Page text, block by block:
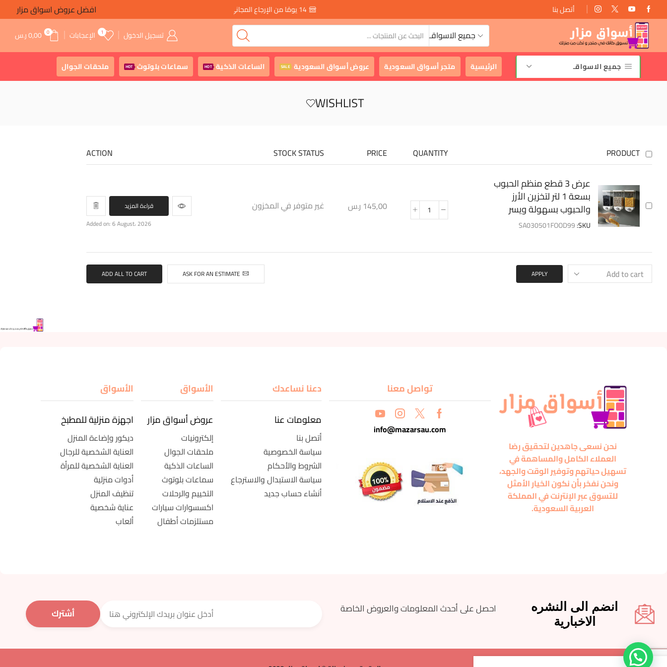
أتصل بنا
افضل عروض اسواق مزار
جميع الاسواقـ
تسجيل الدخول 1 الإعجابات 0
0,00ر.س
جميع الاسواقـ الرئيسية متجر أسواق السعودية عروض أسواق السعودية SALE الساعات الذكية HOT سماعات بلوتوث HOT ملحقات الجوال
WISHLIST
PRODUCT
QUANTITY
PRICE
STOCK STATUS
ACTION
عرض 3 قطع منظم الحبوب
بسعة 1 لتر لتخزين الأرز
والحبوب بسهولة ويسر
SKU:
SA030501FOOD99
145,00 ر.س غير متوفر في المخزون
قراءة المزيد
Added on: 6 August، 2026
APPLY
ASK FOR AN ESTIMATE
ADD ALL TO CART
نحن نسعى جاهدين لتحقيق رضا
العملاء الكامل والمساهمة في
تسهيل حياتهم وتوفير الوقت والجهد،
ونحن نفخر بأن نكون الخيار الأمثل
للتسوق عبر الإنترنت في المملكة
العربية السعودية.
تواصل معنا
info@mazarsau.com
دعنا نساعدك
معلومات عنا
أتصل بنا
سياسة الخصوصية
الشروط والأحكام
سياسة الاستبدال والاسترجاع
أنشاء حساب جديد
الأسواق
عروض أسواق مزار
إلكترونيات
ملحقات الجوال
الساعات الذكية
سماعات بلوتوث
التخييم والرحلات
اكسسوارات سيارات
مستلزمات أطفال
الأسواق
اجهزة منزلية للمطبخ
ديكور وإضاءة المنزل
العناية الشخصية للرجال
العناية الشخصية للمرأة
أدوات منزلية
تنظيف المنزل
عناية شخصية
ألعاب
انضم الى النشره
الاخبارية
احصل على أحدث المعلومات والعروض الخاصة